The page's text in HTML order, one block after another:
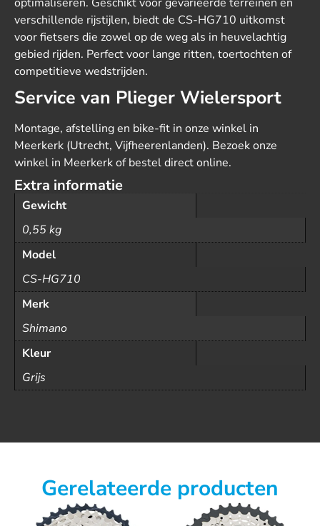
verschillende rijstijlen, biedt de CS-HG710 uitkomst
voor fietsers die zowel op de weg als in heuvelachtig
gebied rijden. Perfect voor lange ritten, toertochten of
competitieve wedstrijden.
Service van Plieger Wielersport
Montage, afstelling en bike-fit in onze winkel in
Meerkerk (Utrecht, Vijfheerenlanden). Bezoek onze
winkel in Meerkerk of bestel direct online.
Extra informatie
Gewicht
0,55 kg
Model
CS-HG710
Merk
Shimano
Kleur
Grijs
Gerelateerde producten